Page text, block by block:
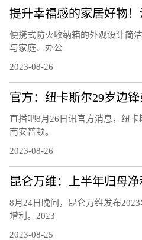
提升幸福感的家居好物
便携式防火收纳箱的外观设计简
与家庭、办公
2023-08-26
直播吧8月26日讯官方消息，纽
南安普顿。
2023-08-26
8月24日晚间，昆仑万维发布
增利。2023
2023-08-25